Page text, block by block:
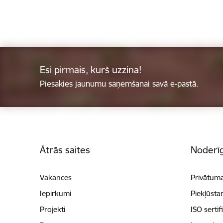
Esi pirmais, kurš uzzina!
Piesakies jaunumu saņemšanai savā e-pastā.
Ātrās saites
Vakances
Iepirkumi
Projekti
ISO